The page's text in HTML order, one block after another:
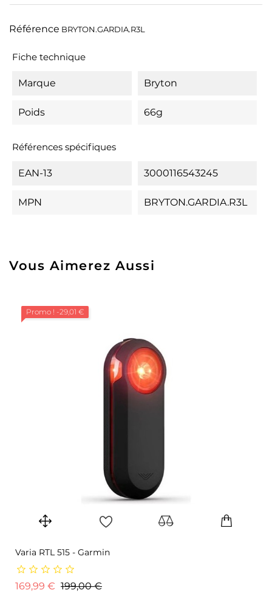
Référence BRYTON.GARDIA.R3L
Fiche technique
Marque Bryton
Poids 66g
Références spécifiques
EAN-13 3000116543245
MPN BRYTON.GARDIA.R3L
Vous Aimerez Aussi
Promo ! -29,01 €
Varia RTL 515 - Garmin
169,99 € Prix de base
199,00 €Prix